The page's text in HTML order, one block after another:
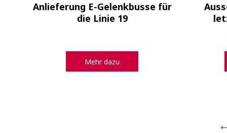
Anlieferung E-Gelenkbusse für
die Linie 19
Mehr dazu